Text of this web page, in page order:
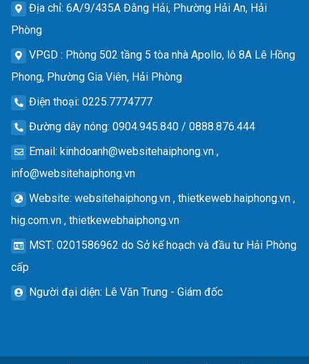
Địa chỉ: 6A/9/435A Đằng Hải, Phường Hải An, Hải
Phòng
VPGD : Phòng 502 tầng 5 tòa nhà Apollo, lô 8A Lê Hồng
Phong, Phường Gia Viên, Hải Phòng
Điện thoại: 0225.7774777
Đường dây nóng: 0904.945.840 / 0888.876.444
Email: kinhdoanh@websitehaiphong.vn ,
info@websitehaiphong.vn
Website: websitehaiphong.vn , thietkeweb.haiphong.vn ,
hig.com.vn , thietkewebhaiphong.vn
MST: 0201586962 do Sở kế hoạch và đầu tư Hải Phòng
cấp
Người đại diện: Lê Văn Trung - Giám đốc